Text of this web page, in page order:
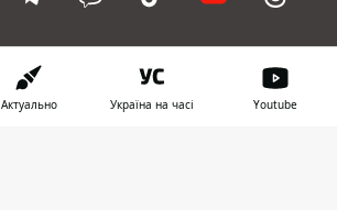
Информатор проекты
Информатор
Информатор
Актуально Україна на часі Youtube